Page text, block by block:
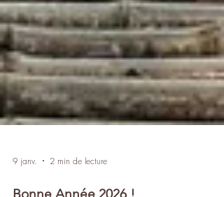
9 janv. 2 min de lecture